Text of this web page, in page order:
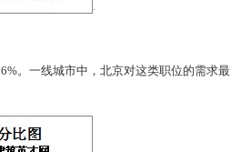
。一线城市中，北京对这类职位的需求最